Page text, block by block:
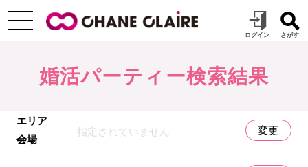
婚活パーティー検索結果
エリア
会場
指定されていません 変更